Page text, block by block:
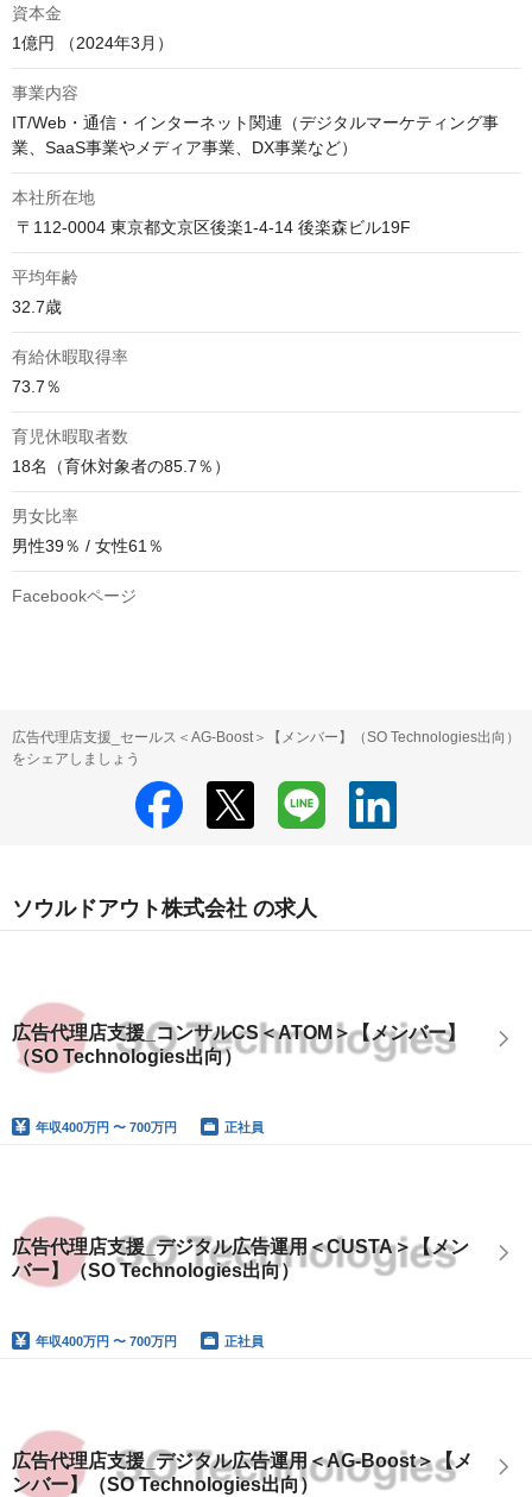
資本金
1億円 （2024年3月）
事業内容
IT/Web・通信・インターネット関連（デジタルマーケティング事
本社所在地
〒112-0004 東京都文京区後楽1-4-14 後楽森ビル19F
平均年齢
32.7歳
有給休暇取得率
73.7％
育児休暇取者数
18名（育休対象者の85.7％）
男女比率
男性39％ / 女性61％
Facebookページ
広告代理店支援_セールス＜AG-Boost＞【メンバー】（SO Technologies出向）
をシェアしましょう
ソウルドアウト株式会社 の求人
広告代理店支援_コンサルCS＜ATOM＞【メンバー】
（SO Technologies出向）
年収400万円 〜 700万円 正社員
広告代理店支援_デジタル広告運用＜CUSTA＞【メン
バー】（SO Technologies出向）
年収400万円 〜 700万円 正社員
広告代理店支援_デジタル広告運用＜AG-Boost＞【メ
ンバー】（SO Technologies出向）